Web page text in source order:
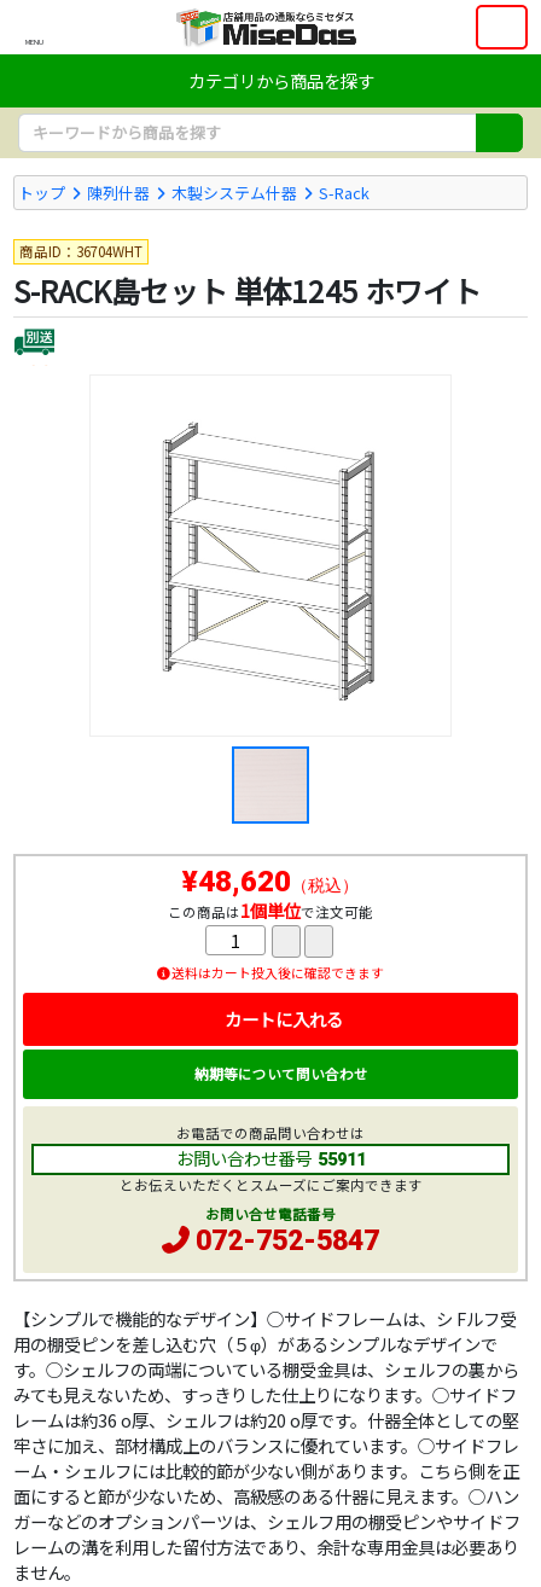
MENU
カテゴリから商品を探す
トップ 陳列什器 木製システム什器 S-Rack
商品ID：36704WHT
S-RACK島セット 単体1245 ホワイト
【シンプルで機能的なデザイン】○サイドフレームは、シ Fルフ受
用の棚受ピンを差し込む穴（５φ）があるシンプルなデザインで
す。○シェルフの両端についている棚受金具は、シェルフの裏から
みても見えないため、すっきりした仕上りになります。○サイドフ
レームは約36 o厚、シェルフは約20 o厚です。什器全体としての堅
牢さに加え、部材構成上のバランスに優れています。○サイドフレ
ーム・シェルフには比較的節が少ない側があります。こちら側を正
面にすると節が少ないため、高級感のある什器に見えます。○ハン
ガーなどのオプションパーツは、シェルフ用の棚受ピンやサイドフ
レームの溝を利用した留付方法であり、余計な専用金具は必要あり
ません。
¥48,620 （税込）
この商品は1個単位で注文可能
送料はカート投入後に確認できます
カートに入れる
納期等について問い合わせ
お電話での商品問い合わせは
お問い合わせ番号 55911
とお伝えいただくとスムーズにご案内できます
お問い合せ電話番号
072-752-5847